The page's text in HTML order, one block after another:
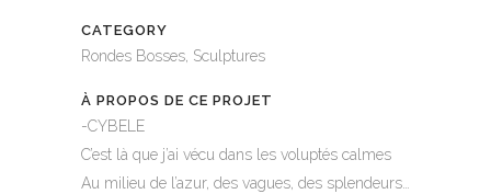
CATEGORY
Rondes Bosses, Sculptures
À PROPOS DE CE PROJET
-CYBELE
C’est là que j’ai vécu dans les voluptés calmes
Au milieu de l’azur, des vagues, des splendeurs…